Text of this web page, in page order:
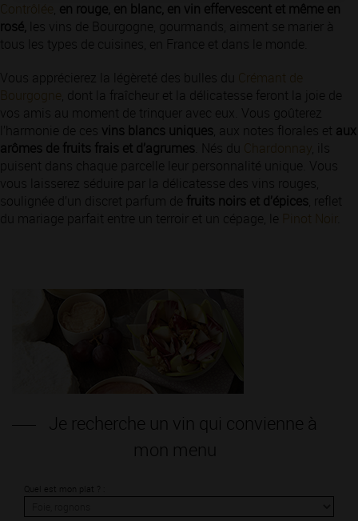
Contrôlée en rouge, en blanc, en vin effervescent et même en
rosé, les vins de Bourgogne, gourmands, aiment se marier à
tous les types de cuisines, en France et dans le monde.
Vous apprécierez la légèreté des bulles du Crémant de
Bourgogne , dont la fraîcheur et la délicatesse feront la joie de
vos amis au moment de trinquer avec eux. Vous goûterez
l’harmonie de ces vins blancs uniques , aux notes florales et aux
arômes de fruits frais et d’agrumes . Nés du Chardonnay , ils
puisent dans chaque parcelle leur personnalité unique. Vous
vous laisserez séduire par la délicatesse des vins rouges,
soulignée d’un discret parfum de fruits noirs et d’épices , reflet
du mariage parfait entre un terroir et un cépage, le Pinot Noir .
Je recherche un vin qui convienne à
mon menu
Quel est mon plat ? :